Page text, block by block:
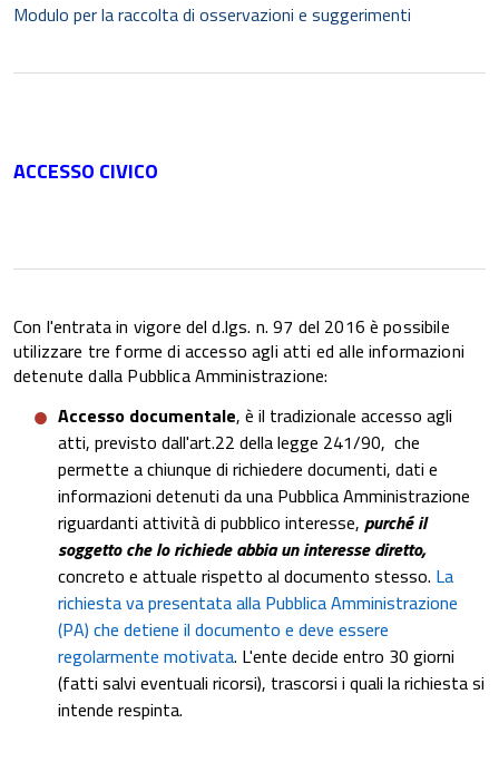
Modulo per la raccolta di osservazioni e suggerimenti
ACCESSO CIVICO
Con l'entrata in vigore del d.lgs. n. 97 del 2016 è possibile
utilizzare tre forme di accesso agli atti ed alle informazioni
detenute dalla Pubblica Amministrazione:
Accesso documentale, è il tradizionale accesso agli
atti, previsto dall'art.22 della legge 241/90, che
permette a chiunque di richiedere documenti, dati e
informazioni detenuti da una Pubblica Amministrazione
riguardanti attività di pubblico interesse, purché il
soggetto che lo richiede abbia un interesse diretto,
concreto e attuale rispetto al documento stesso. La
richiesta va presentata alla Pubblica Amministrazione
(PA) che detiene il documento e deve essere
regolarmente motivata. L'ente decide entro 30 giorni
(fatti salvi eventuali ricorsi), trascorsi i quali la richiesta si
intende respinta.